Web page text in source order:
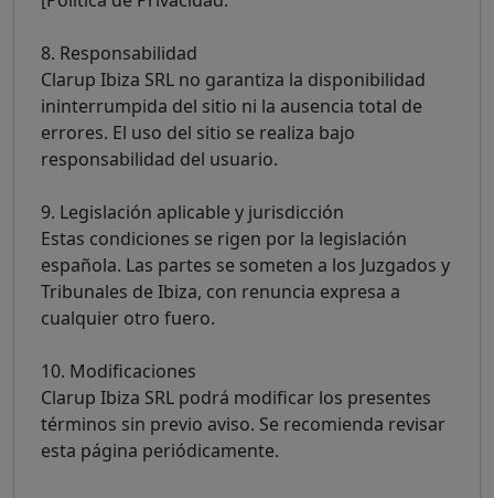
8. Responsabilidad
Clarup Ibiza SRL no garantiza la disponibilidad
ininterrumpida del sitio ni la ausencia total de
errores. El uso del sitio se realiza bajo
responsabilidad del usuario.
9. Legislación aplicable y jurisdicción
Estas condiciones se rigen por la legislación
española. Las partes se someten a los Juzgados y
Tribunales de Ibiza, con renuncia expresa a
cualquier otro fuero.
10. Modificaciones
Clarup Ibiza SRL podrá modificar los presentes
términos sin previo aviso. Se recomienda revisar
esta página periódicamente.